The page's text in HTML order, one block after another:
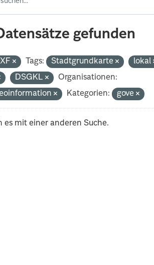
gefunden
Tags: Stadtgrundkarte
lokal
DSGKL
Organisationen:
Kategorien: gove
es mit einer anderen Suche.